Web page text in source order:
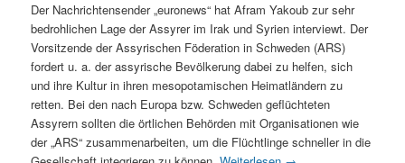
Der Nachrichtensender „euronews“ hat Afram Yakoub zur sehr
bedrohlichen Lage der Assyrer im Irak und Syrien interviewt. Der
Vorsitzende der Assyrischen Föderation in Schweden (ARS)
fordert u. a. der assyrische Bevölkerung dabei zu helfen, sich
und ihre Kultur in ihren mesopotamischen Heimatländern zu
retten. Bei den nach Europa bzw. Schweden geflüchteten
Assyrern sollten die örtlichen Behörden mit Organisationen wie
der „ARS“ zusammenarbeiten, um die Flüchtlinge schneller in die